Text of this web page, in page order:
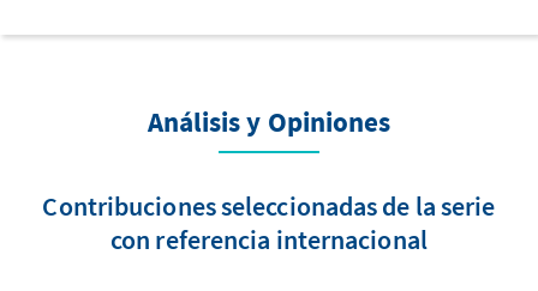
Análisis y Opiniones
Contribuciones seleccionadas de la serie
con referencia internacional